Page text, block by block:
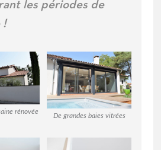
les périodes de
!
rénovée
De grandes baies vitrées